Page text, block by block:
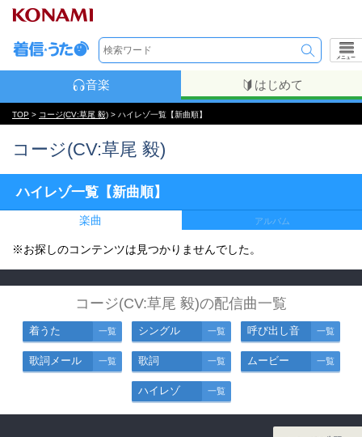
メニュー
音楽 はじめて
TOP > コージ(CV:草尾 毅) > ハイレゾ一覧【新曲順】
コージ(CV:草尾 毅)
ハイレゾ一覧【新曲順】
楽曲 アルバム
※お探しのコンテンツは見つかりませんでした。
コージ(CV:草尾 毅)の配信曲一覧
着うた 一覧 シングル 一覧 呼び出し音 一覧
歌詞メール 一覧 歌詞 一覧 ムービー 一覧
ハイレゾ 一覧